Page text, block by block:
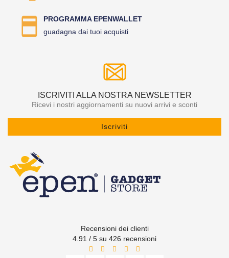
PROGRAMMA EPENWALLET
guadagna dai tuoi acquisti
ISCRIVITI ALLA NOSTRA NEWSLETTER
Ricevi i nostri aggiornamenti su nuovi arrivi e sconti
Iscriviti
Recensioni dei clienti
4.91 / 5 su 426 recensioni